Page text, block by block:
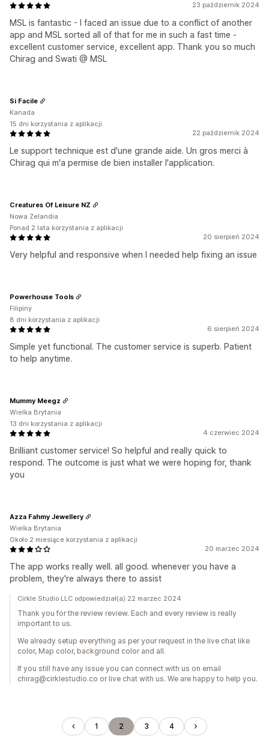
23 październik 2024
MSL is fantastic - I faced an issue due to a conflict of another
app and MSL sorted all of that for me in such a fast time -
excellent customer service, excellent app. Thank you so much
Chirag and Swati @ MSL
22 październik 2024
Le support technique est d'une grande aide. Un gros merci à
Chirag qui m'a permise de bien installer l'application.
Si Facile
Kanada
15 dni korzystania z aplikacji
20 sierpień 2024
Very helpful and responsive when I needed help fixing an issue
Creatures Of Leisure NZ
Nowa Zelandia
Ponad 2 lata korzystania z aplikacji
6 sierpień 2024
Simple yet functional. The customer service is superb. Patient
to help anytime.
Powerhouse Tools
Filipiny
8 dni korzystania z aplikacji
4 czerwiec 2024
Brilliant customer service! So helpful and really quick to
respond. The outcome is just what we were hoping for, thank
you
Mummy Meegz
Wielka Brytania
13 dni korzystania z aplikacji
20 marzec 2024
The app works really well. all good. whenever you have a
problem, they're always there to assist
Azza Fahmy Jewellery
Wielka Brytania
Około 2 miesiące korzystania z aplikacji
Cirkle Studio LLC odpowiedział(a) 22 marzec 2024
Thank you for the review review. Each and every review is really
important to us.
We already setup everything as per your request in the live chat like
color, Map color, background color and all.
If you still have any issue you can connect with us on email
chirag@cirklestudio.co or live chat with us. We are happy to help you.
1 2 3 4